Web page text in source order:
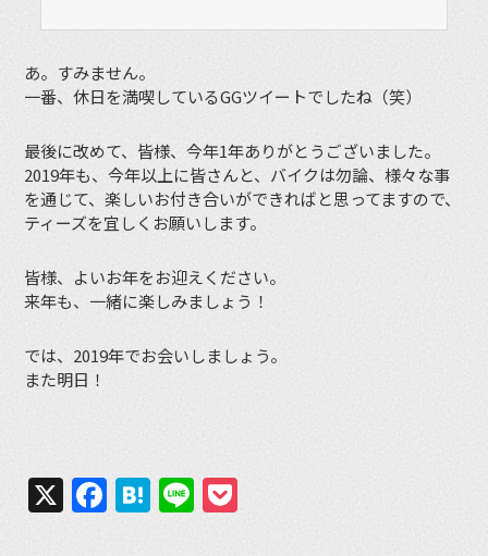
あ。すみません。
一番、休日を満喫しているGGツイートでしたね（笑）
最後に改めて、皆様、今年1年ありがとうございました。
2019年も、今年以上に皆さんと、バイクは勿論、様々な事
を通じて、楽しいお付き合いができればと思ってますので、
ティーズを宜しくお願いします。
皆様、よいお年をお迎えください。
来年も、一緒に楽しみましょう！
では、2019年でお会いしましょう。
また明日！
X Facebook
Hatena
Line